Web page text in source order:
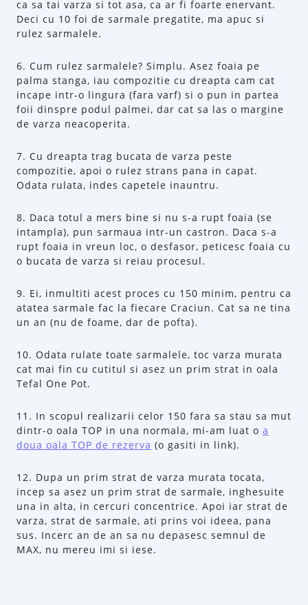
ca sa tai varza si tot asa, ca ar fi foarte enervant.
Deci cu 10 foi de sarmale pregatite, ma apuc si
rulez sarmalele.
6. Cum rulez sarmalele? Simplu. Asez foaia pe
palma stanga, iau compozitie cu dreapta cam cat
incape intr-o lingura (fara varf) si o pun in partea
foii dinspre podul palmei, dar cat sa las o margine
de varza neacoperita.
7. Cu dreapta trag bucata de varza peste
compozitie, apoi o rulez strans pana in capat.
Odata rulata, indes capetele inauntru.
8. Daca totul a mers bine si nu s-a rupt foaia (se
intampla), pun sarmaua intr-un castron. Daca s-a
rupt foaia in vreun loc, o desfasor, peticesc foaia cu
o bucata de varza si reiau procesul.
9. Ei, inmultiti acest proces cu 150 minim, pentru ca
atatea sarmale fac la fiecare Craciun. Cat sa ne tina
un an (nu de foame, dar de pofta).
10. Odata rulate toate sarmalele, toc varza murata
cat mai fin cu cutitul si asez un prim strat in oala
Tefal One Pot.
11. In scopul realizarii celor 150 fara sa stau sa mut
dintr-o oala TOP in una normala, mi-am luat o a
doua oala TOP de rezerva (o gasiti in link).
12. Dupa un prim strat de varza murata tocata,
incep sa asez un prim strat de sarmale, inghesuite
una in alta, in cercuri concentrice. Apoi iar strat de
varza, strat de sarmale, ati prins voi ideea, pana
sus. Incerc an de an sa nu depasesc semnul de
MAX, nu mereu imi si iese.